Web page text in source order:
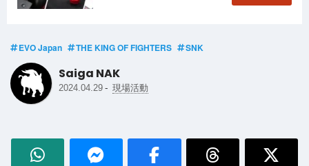
EVO Japan THE KING OF FIGHTERS SNK
Saiga NAK
2024.04.29 - 現場活動